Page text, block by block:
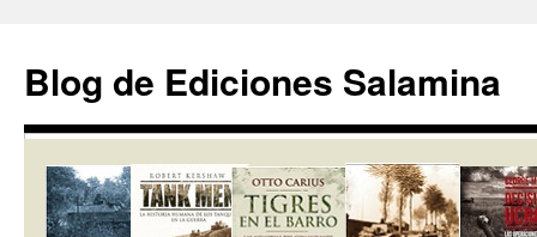
contenido
Blog de Ediciones Salamina